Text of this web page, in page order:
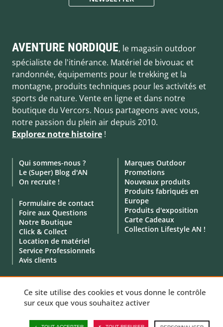
AVENTURE NORDIQUE, le magasin outdoor
spécialiste de l'itinérance. Matériel de bivouac et
randonnée, équipements pour le trekking et la
montagne, produits techniques pour les activités et
sports de nature. Vente en ligne et dans notre
boutique du Vercors. Nous partageons avec vous,
notre passion du plein air depuis 2010.
Explorez notre histoire !
Qui sommes-nous ?
Le (Super) Blog d'AN
On recrute !
Formulaire de contact
Foire aux Questions
Notre Boutique
Click & Collect
Location de matériel
Service Professionnels
Avis clients
Marques Outdoor
Promotions
Nouveaux produits
Produits fabriqués en
Europe
Produits d'exposition
Carte Cadeaux
Collection Lifestyle AN !
Données personnelles- Politique de cookies- Gérer vos cookies
Ce site utilise des cookies et vous donne le contrôle
sur ceux que vous souhaitez activer